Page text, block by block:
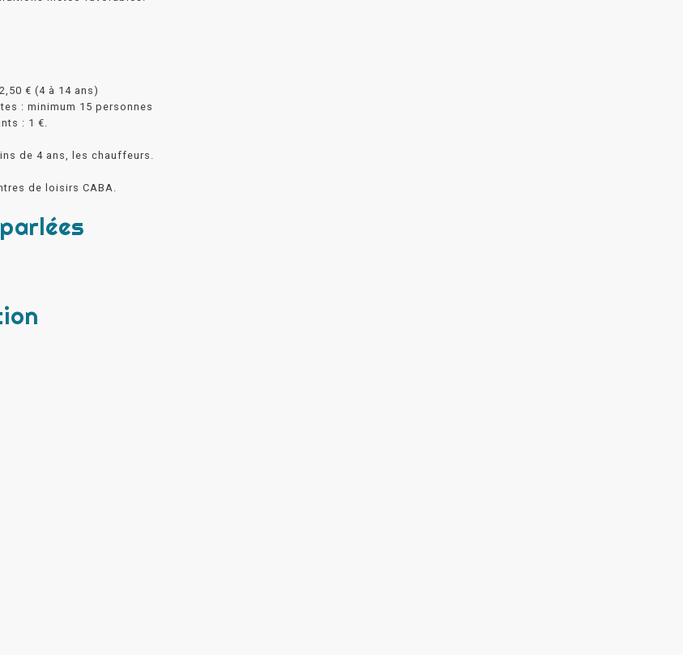
€ (4 à 14 ans)
: minimum 15 personnes
: 1 €.
de 4 ans, les chauffeurs.
de loisirs CABA.